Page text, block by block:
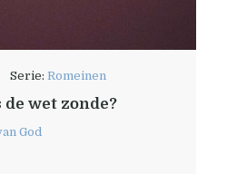
Serie:Romeinen
de wet zonde?
God